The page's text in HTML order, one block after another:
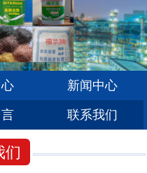
产品中心
新闻中心
工程案例
在线留言
新闻中心
联系我们
们